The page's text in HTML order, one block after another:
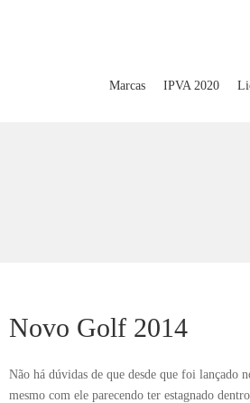
Marcas IPVA 2020
Novo Golf 2014
Não há dúvidas de que desde que foi lançado
mesmo com ele parecendo ter estagnado